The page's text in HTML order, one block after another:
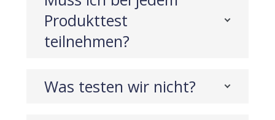
Produkttest
teilnehmen?
Was testen wir nicht?